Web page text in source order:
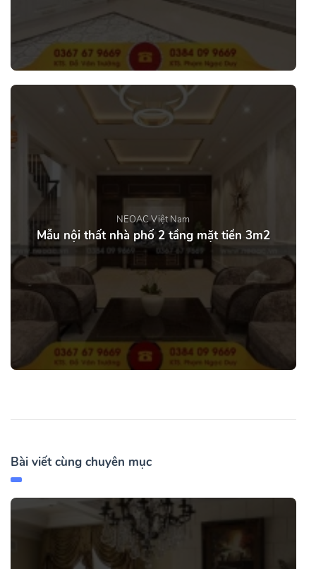
NEOAC Việt Nam
Mẫu nội thất nhà phố 2 tầng mặt tiền 3m2
Bài viết cùng chuyên mục